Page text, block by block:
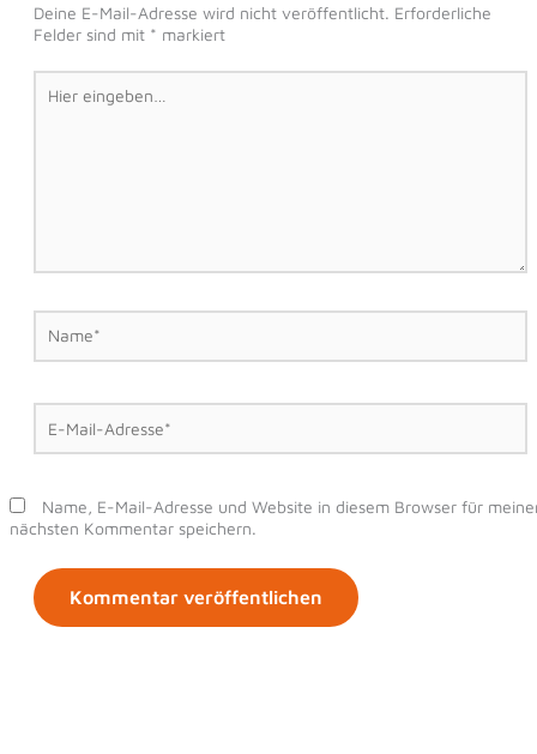
Deine E-Mail-Adresse wird nicht veröffentlicht. Erforderliche
Felder sind mit * markiert
Hier
eingeben…
Name*
E-
Mail-
Adresse*
Name, E-Mail-Adresse und Website in diesem Browser für
nächsten Kommentar speichern.